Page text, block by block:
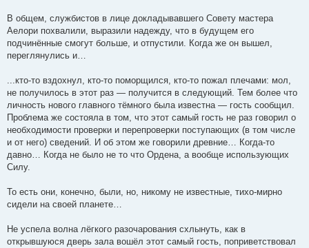
В общем, службистов в лице докладывавшего Совету мастера
Аелори похвалили, выразили надежду, что в будущем его
подчинённые смогут больше, и отпустили. Когда же он вышел,
переглянулись и…
...кто-то вздохнул, кто-то поморщился, кто-то пожал плечами: мол,
не получилось в этот раз — получится в следующий. Тем более что
личность нового главного тёмного была известна — гость сообщил.
Проблема же состояла в том, что этот самый гость не раз говорил о
необходимости проверки и перепроверки поступающих (в том числе
и от него) сведений. И об этом же говорили древние… Когда-то
давно… Когда не было не то что Ордена, а вообще использующих
Силу.
То есть они, конечно, были, но, никому не известные, тихо-мирно
сидели на своей планете…
Не успела волна лёгкого разочарования схлынуть, как в
открывшуюся дверь зала вошёл этот самый гость, поприветствовал